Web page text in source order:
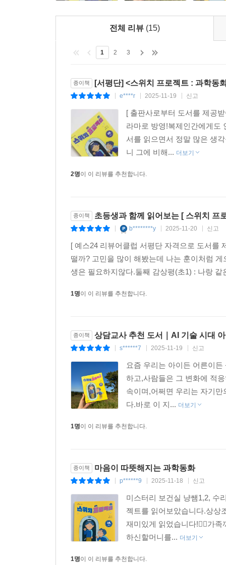
전체 리뷰 (15)
1 2 3
종이책 [서평단] <스위치 프로젝트 : 과학동
e****r 2025-11-19 신고
[ 출판사로부터 도서를 제공
라마로 방영!복제인간에게도
서를 읽으면서 정말 많은 생
니 그에 비해... 더보기
2명이 이 리뷰를 추천합니다.
종이책 초등생과 함께 읽어보는 [ 스위치 프
b********y 2025-11-20 신고
[ 예스24 리뷰어클럽 서평단 자격으로 도서를
떨까? 고민을 많이 해봤는데 나는 훈이처럼
생은 필요하지않다.둘째 감상평(초1) : 나랑
1명이 이 리뷰를 추천합니다.
종이책 상담교사 추천 도서｜AI 기술 시대
s******7 2025-11-19 신고
요즘 우리는 아이든 어른이
하고,사람들은 그 변화에 적
속이며,어쩌면 우리는 자기
다.바로 이 지... 더보기
1명이 이 리뷰를 추천합니다.
종이책 마음이 따뜻해지는 과학동화
p******9 2025-11-18 신고
미스터리 보건실 냥쌤1,2, 수
젝트를 읽어보았습니다.상상
재미있게 읽었습니다!👍🏻가
하신할머니를... 더보기
1명이 이 리뷰를 추천합니다.